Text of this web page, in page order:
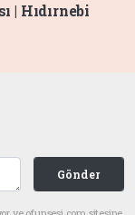
| Hıdırnebi
Gönder